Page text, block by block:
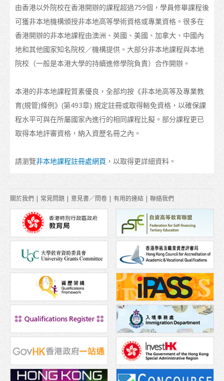
大洋洲
歐洲
美洲
非洲
畢業後
留港進修
在香港工作
由香港以外院校在香港開辦的課程超過759個，學員修畢課程後
可獲非本地機構頒授非本地高等學術資格或專業資格。很多在
香港開辦的非本地課程由澳洲、英國、美國、加拿大、中國內
地和其他國家知名院校／機構提供。大部分非本地課程與本地
院校（一般是本港大學的持續進修學院負責）合作開辦。
本港的非本地課程質素優良，全部均按《非本地高等及專業教
育(規管)條例》(第493章) 規定註冊或取得輍免資格，以確保課
程水平可與在所屬國家內進行的相同課程比擬。部分課程更已
取得本地評審資格，納入資歷名冊之內。
請瀏覽非本地課程註冊處網頁 ，以取得更詳細資料。
關於我們 | 常見問題 | 意見書／問卷 | 有用的連結 | 聯絡我們